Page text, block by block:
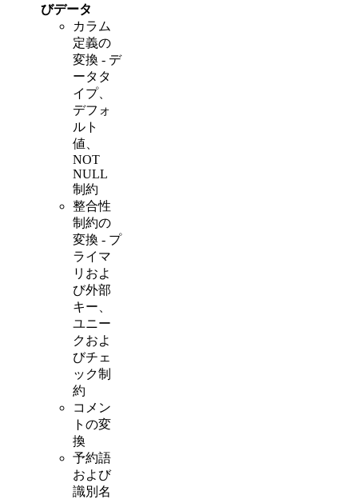
びデータ
カラム
定義の
変換 - デ
ータタ
イプ、
デフォ
ルト
値、
NOT
NULL
制約
整合性
制約の
変換 - プ
ライマ
リおよ
び外部
キー、
ユニー
クおよ
びチェ
ック制
約
コメン
トの変
換
予約語
および
識別名